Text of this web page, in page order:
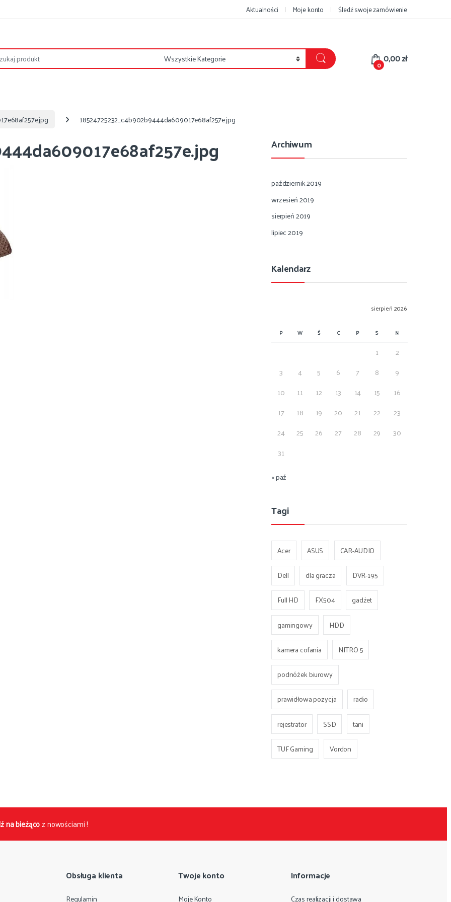
Aktualności Moje konto Śledź swoje zamówienie
0 0,00zł
18524725232_c4b902b9444da609017e68af257e.jpg
Archiwum
październik 2019
wrzesień 2019
sierpień 2019
lipiec 2019
Kalendarz
sierpień 2026
P W Ś C P S N
1
2
3
4 5 6 7 8
9
10
11 12 13 14 15
16
17
18 19 20 21 22
23
24
25 26 27 28 29
30
31
« paź
Tagi
Acer ASUS
CAR-AUDIO
Dell
dla gracza
DVR-195
Full HD
FX504
gadżet
gamingowy
HDD
kamera cofania
NITRO 5
podnóżek biurowy
prawidłowa pozycja
radio
rejestrator
SSD
tani
TUF Gaming
Vordon
na bieżącoz nowościami !
Obsługa klienta
Regulamin
Twoje konto
Moje Konto
Informacje
Czas realizacji i dostawa